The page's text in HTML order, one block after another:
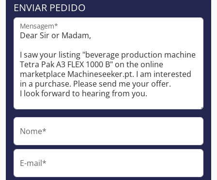
ENVIAR PEDIDO
Mensagem*
Nome*
E-mail*